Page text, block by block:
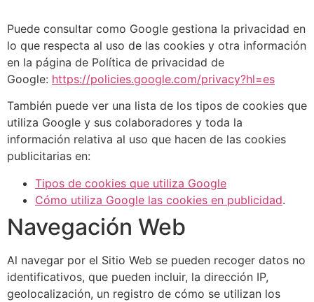
Puede consultar como Google gestiona la privacidad en
lo que respecta al uso de las cookies y otra información
en la página de Política de privacidad de
Google: https://policies.google.com/privacy?hl=es
También puede ver una lista de los tipos de cookies que
utiliza Google y sus colaboradores y toda la
información relativa al uso que hacen de las cookies
publicitarias en:
Tipos de cookies que utiliza Google
Cómo utiliza Google las cookies en publicidad.
Navegación Web
Al navegar por el Sitio Web se pueden recoger datos no
identificativos, que pueden incluir, la dirección IP,
geolocalización, un registro de cómo se utilizan los